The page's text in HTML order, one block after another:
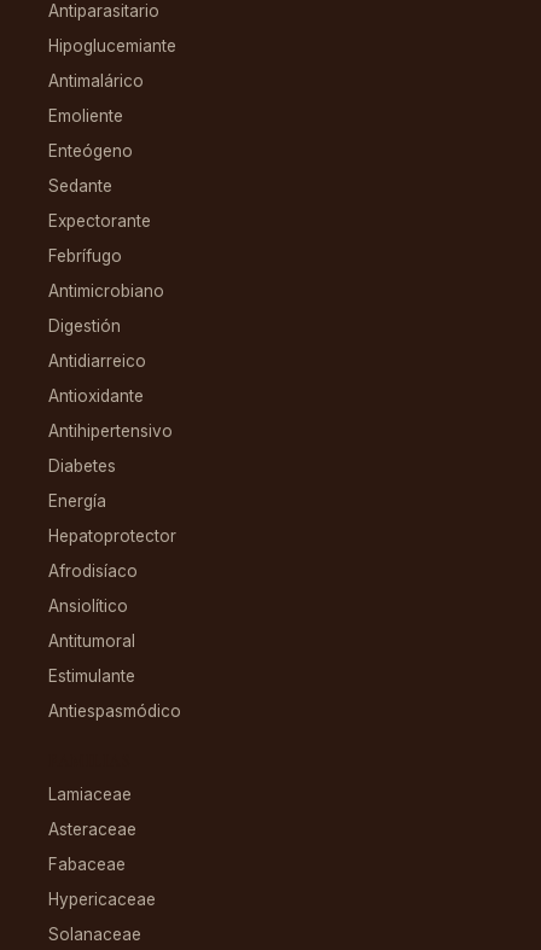
Antiparasitario
Hipoglucemiante
Antimalárico
Emoliente
Enteógeno
Sedante
Expectorante
Febrífugo
Antimicrobiano
Digestión
Antidiarreico
Antioxidante
Antihipertensivo
Diabetes
Energía
Hepatoprotector
Afrodisíaco
Ansiolítico
Antitumoral
Estimulante
Antiespasmódico
Lamiaceae
Asteraceae
Fabaceae
Hypericaceae
Solanaceae